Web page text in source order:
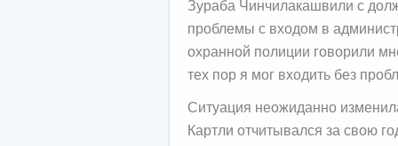
Зураба Чинчилакашвили с
проблемы с входом в
охранной полиции говорили
тех пор я мог входить без
Ситуация неожиданно
Картли отчитывался за свою